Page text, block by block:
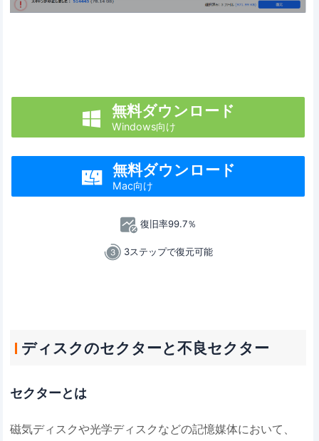
 無料ダウンロード
Windows向け
 無料ダウンロード
Mac向け
復旧率99.7％
3ステップで復元可能
ディスクのセクターと不良セクター
セクターとは
磁気ディスクや光学ディスクなどの記憶媒体において、